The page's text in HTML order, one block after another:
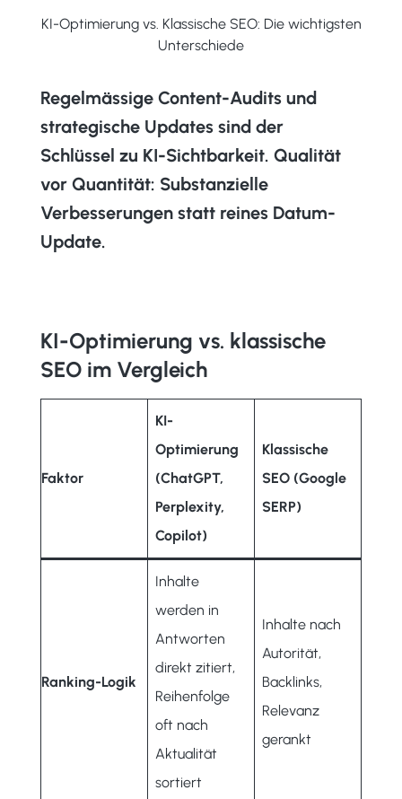
KI-Optimierung vs. Klassische SEO: Die wichtigsten
Unterschiede
Regelmässige Content-Audits und
strategische Updates sind der
Schlüssel zu KI-Sichtbarkeit. Qualität
vor Quantität: Substanzielle
Verbesserungen statt reines Datum-
Update.
KI-Optimierung vs. klassische
SEO im Vergleich
Faktor
KI-
Optimierung
(ChatGPT,
Perplexity,
Copilot)
Klassische
SEO (Google
SERP)
Ranking-Logik
Inhalte
werden in
Antworten
direkt zitiert,
Reihenfolge
oft nach
Aktualität
sortiert
Inhalte nach
Autorität,
Backlinks,
Relevanz
gerankt